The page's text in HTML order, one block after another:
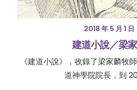
2018 年 5 月 1 日
建道小說／梁
《建道小說》，收錄了梁家麟牧
道神學院院長，到